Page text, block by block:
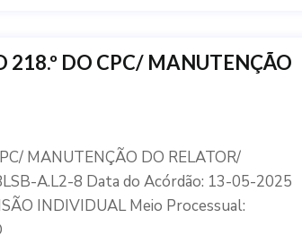
DO CPC/ MANUTENÇÃO
MANUTENÇÃO DO RELATOR/
A.L2-8 Data do Acórdão: 13-05-2025
INDIVIDUAL Meio Processual: